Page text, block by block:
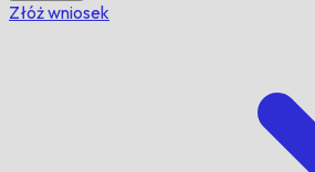
Złóż wniosek